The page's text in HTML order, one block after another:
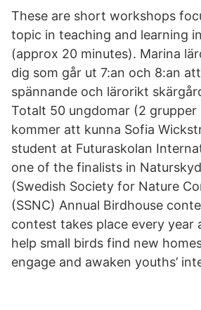
These are short workshops
topic in teaching and learning
(approx 20 minutes). Marina
dig som går ut 7:an och 8:an
spännande och lärorikt
Totalt 50 ungdomar (2 grupper
kommer att kunna Sofia
student at Futuraskolan
one of the finalists in
(Swedish Society for Nature
(SSNC) Annual Birdhouse
contest takes place every year
help small birds find new
engage and awaken youths’